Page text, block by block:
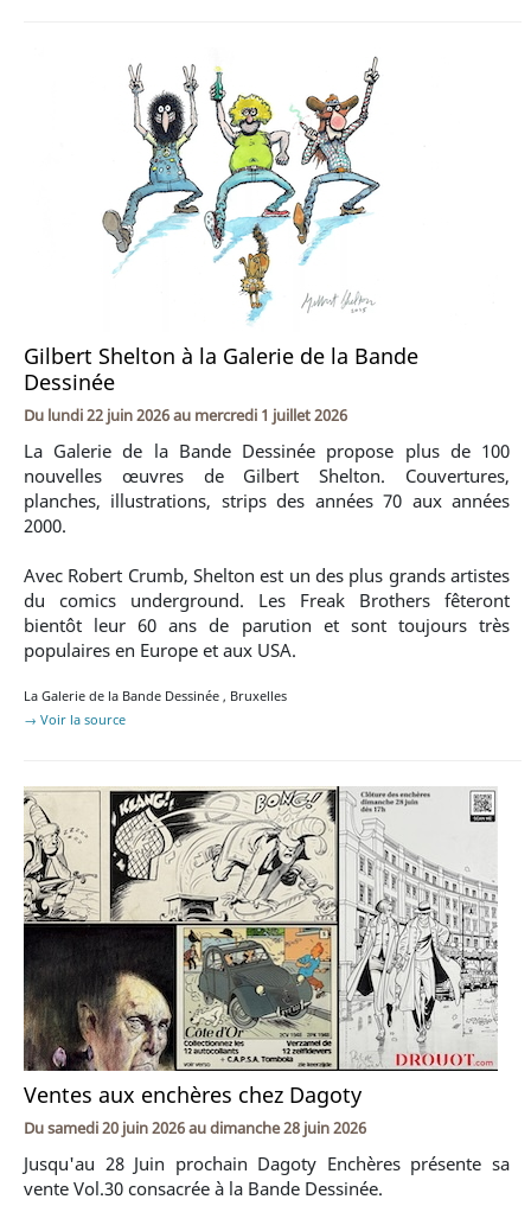
Gilbert Shelton à la Galerie de la Bande
Dessinée
Du lundi 22 juin 2026au mercredi 1 juillet 2026
La Galerie de la Bande Dessinée propose plus de 100
nouvelles œuvres de Gilbert Shelton. Couvertures,
planches, illustrations, strips des années 70 aux années
2000.
Avec Robert Crumb, Shelton est un des plus grands artistes
du comics underground. Les Freak Brothers fêteront
bientôt leur 60 ans de parution et sont toujours très
populaires en Europe et aux USA.
La Galerie de la Bande Dessinée , Bruxelles
→ Voir la source
Ventes aux enchères chez Dagoty
Dusamedi 20 juin 2026audimanche 28 juin 2026
Jusqu'au 28 Juin prochain Dagoty Enchères présente sa
vente Vol.30 consacrée à la Bande Dessinée.